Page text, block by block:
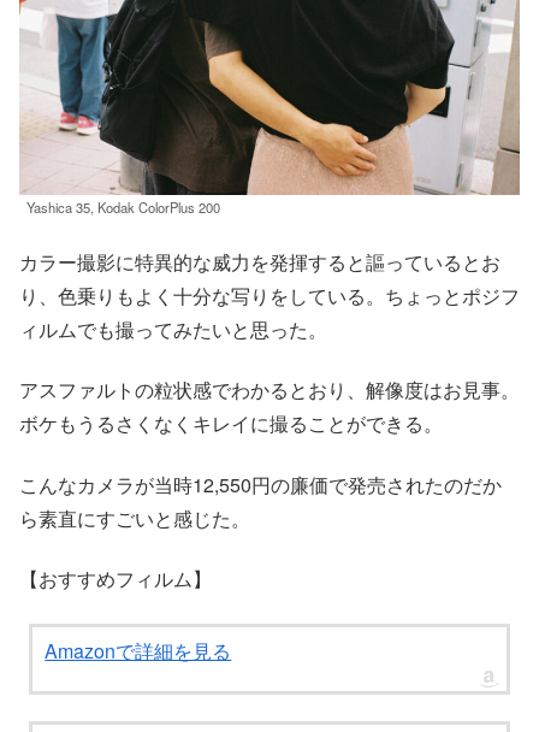
Yashica 35, Kodak ColorPlus 200
カラー撮影に特異的な威力を発揮すると謳っているとお
り、色乗りもよく十分な写りをしている。ちょっとポジフ
ィルムでも撮ってみたいと思った。
アスファルトの粒状感でわかるとおり、解像度はお見事。
ボケもうるさくなくキレイに撮ることができる。
こんなカメラが当時12,550円の廉価で発売されたのだか
ら素直にすごいと感じた。
【おすすめフィルム】
Amazonで詳細を見る